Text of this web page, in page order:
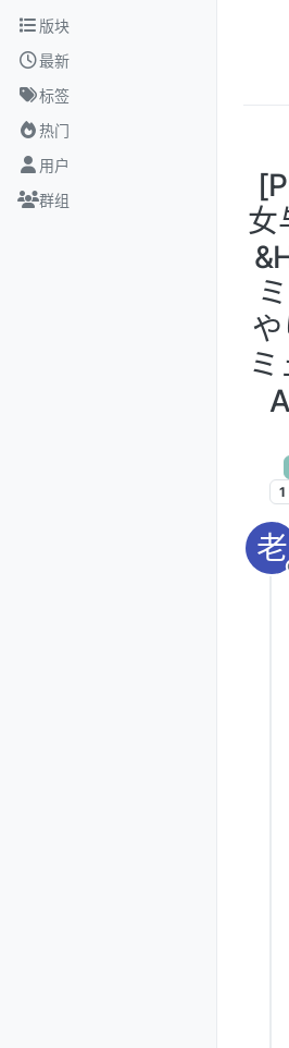
跳转至内容
版块
最新
标签
热门
用户
群组
女
ミ
1
老